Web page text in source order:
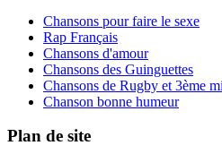
Chansons pour faire le sexe
Rap Français
Chansons d'amour
Chansons des Guinguettes
Chansons de Rugby et 3ème
Chanson bonne humeur
Plan de site